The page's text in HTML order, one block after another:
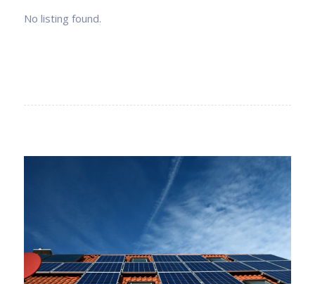
No listing found.